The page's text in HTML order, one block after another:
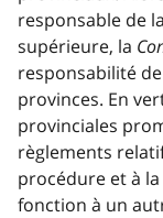
responsable de
supérieure, la
responsabilité
provinces. En
provinciales
règlements
procédure et à
fonction à un